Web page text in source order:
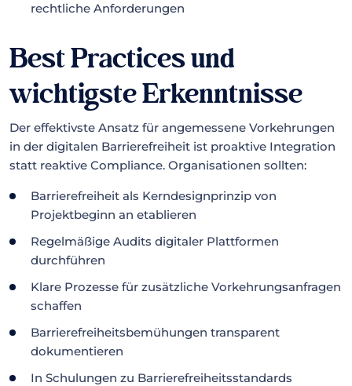
rechtliche Anforderungen
Best Practices und
wichtigste Erkenntnisse
Der effektivste Ansatz für angemessene Vorkehrungen
in der digitalen Barrierefreiheit ist proaktive Integration
statt reaktive Compliance. Organisationen sollten:
Barrierefreiheit als Kerndesignprinzip von
Projektbeginn an etablieren
Regelmäßige Audits digitaler Plattformen
durchführen
Klare Prozesse für zusätzliche Vorkehrungsanfragen
schaffen
Barrierefreiheitsbemühungen transparent
dokumentieren
In Schulungen zu Barrierefreiheitsstandards